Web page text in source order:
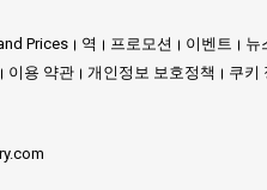
효율적인 교통: 태국
숙련된 승
매혹
Prices 역 프로모션 이벤트 뉴
이용 약관 개인정보 보호정책 쿠키